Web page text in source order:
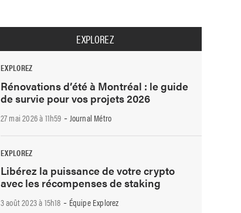
EXPLOREZ
EXPLOREZ
Rénovations d’été à Montréal : le guide
de survie pour vos projets 2026
27 mai 2026 à 11h59 - Journal Métro
EXPLOREZ
Libérez la puissance de votre crypto
avec les récompenses de staking
3 août 2023 à 15h18 - Équipe Explorez